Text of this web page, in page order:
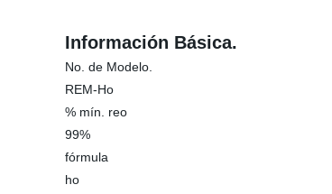
Información Básica.
No. de Modelo.
REM-Ho
% mín. reo
99%
fórmula
ho